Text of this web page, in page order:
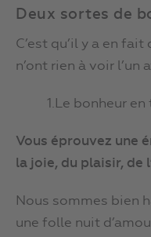
Deux sortes de
C’est qu’il y a en
n’ont rien à voir l’un
1.Le bonheur
Vous éprouvez une
la joie, du plaisir, de
Nous sommes bien
une folle nuit